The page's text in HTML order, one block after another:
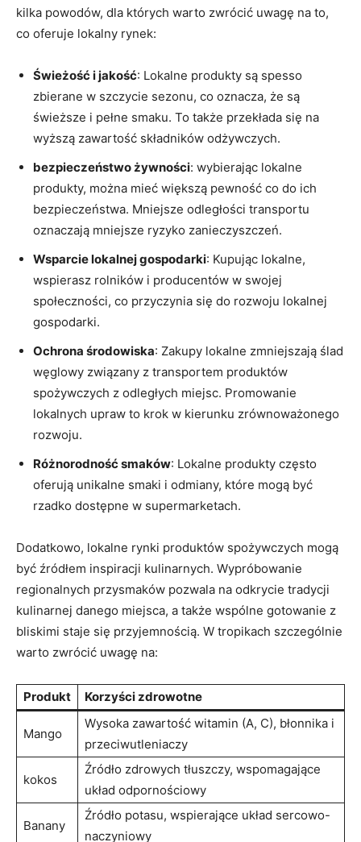
kilka powodów, dla których ⁣warto ‍zwrócić uwagę na ⁢to,
co⁤ oferuje lokalny ⁢rynek:
Świeżość⁤ i jakość: Lokalne⁤ produkty są ​spesso
zbierane w szczycie sezonu, co⁤ oznacza, że‌ są⁤
świeższe​ i pełne ⁢smaku. To także‍ przekłada się na
wyższą zawartość składników odżywczych.
bezpieczeństwo żywności: wybierając lokalne
produkty, można mieć większą pewność co do ⁢ich
bezpieczeństwa. ⁢Mniejsze odległości⁢ transportu
oznaczają mniejsze ryzyko ‍zanieczyszczeń.
Wsparcie⁣ lokalnej gospodarki: Kupując lokalne,
wspierasz rolników i ​producentów w swojej
społeczności, co przyczynia ⁤się do rozwoju ⁢lokalnej
gospodarki.
Ochrona środowiska: Zakupy lokalne zmniejszają ślad
⁢węglowy⁣ związany z transportem⁢ produktów
⁣spożywczych ⁣z odległych miejsc. Promowanie
lokalnych⁢ upraw‍ to krok w kierunku‍ zrównoważonego
rozwoju.
Różnorodność smaków: Lokalne produkty⁤ często
oferują​ unikalne smaki ‍i odmiany, które mogą⁢ być
rzadko dostępne‍ w supermarketach.
Dodatkowo, lokalne⁣ rynki produktów spożywczych mogą
być źródłem inspiracji kulinarnych. Wypróbowanie
regionalnych przysmaków‍ pozwala na ‍odkrycie tradycji
kulinarnej danego miejsca, a także wspólne gotowanie z
bliskimi staje się przyjemnością.‍ W tropikach szczególnie‍
warto zwrócić‍ uwagę na:
Produkt Korzyści zdrowotne
Mango
Wysoka zawartość ​witamin⁤ (A, C), błonnika i
przeciwutleniaczy
kokos
Źródło zdrowych tłuszczy, ‍wspomagające
układ odpornościowy
Banany
Źródło ‌potasu, ‍wspierające​ układ ‌sercowo-
naczyniowy